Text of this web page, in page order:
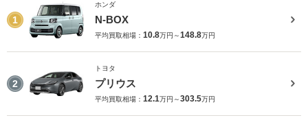
1
ホンダ
N-BOX
平均買取相場： 10.8万円～148.8万円
2
トヨタ
プリウス
平均買取相場： 12.1万円～303.5万円